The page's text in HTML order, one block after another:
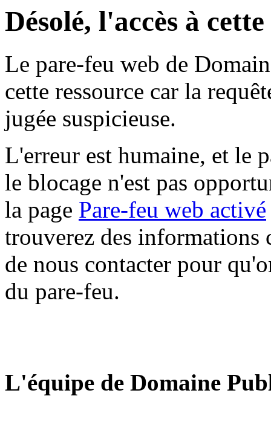
Désolé, l'accès à
Le pare-feu web de
cette ressource car la
jugée suspicieuse.
L'erreur est humaine, et le
le blocage n'est pas
la page Pare-feu web activé
trouverez des informations
de nous contacter pour
du pare-feu.
L'équipe de Domaine